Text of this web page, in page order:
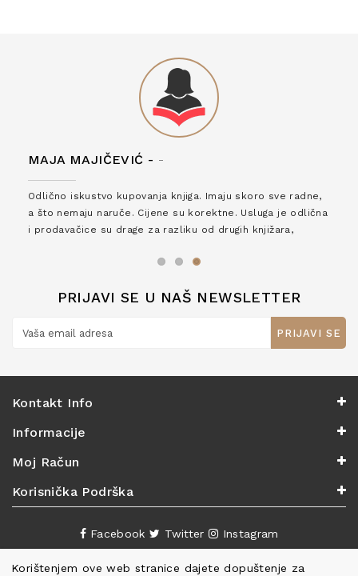
Korištenjem ove web stranice dajete dopuštenje za
MAJA MAJIČEVIĆ - -
Odlično iskustvo kupovanja knjiga. Imaju skoro sve radne,
a što nemaju naruče. Cijene su korektne. Usluga je odlična
i prodavačice su drage za razliku od drugih knjižara,
PRIJAVI SE U NAŠ NEWSLETTER
PRIJAVI SE
Kontakt Info
Informacije
Moj Račun
Korisnička Podrška
Facebook Twitter Instagram